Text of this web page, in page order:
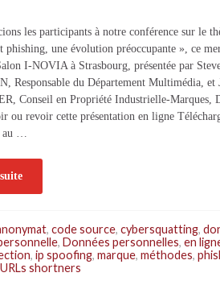
les participants à notre conférence sur le
phishing, une évolution préoccupante », ce
I-NOVIA à Strasbourg, présentée par
Responsable du Département Multimédia, et
Conseil en Propriété Industrielle-Marques,
ou revoir cette présentation en ligne
au …
, code source, cybersquatting,
, Données personnelles, en
, ip spoofing, marque, méthodes,
URLs shortners